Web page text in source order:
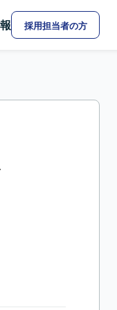
採用担当者の方